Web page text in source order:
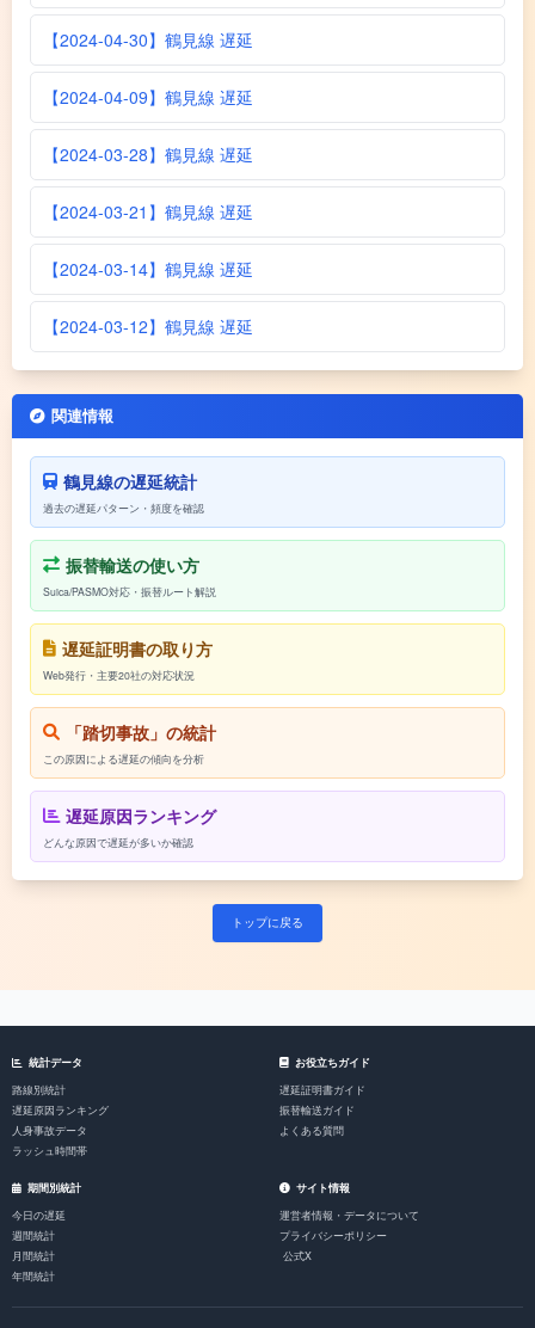
【2024-04-30】鶴見線 遅延
【2024-04-09】鶴見線 遅延
【2024-03-28】鶴見線 遅延
【2024-03-21】鶴見線 遅延
【2024-03-14】鶴見線 遅延
【2024-03-12】鶴見線 遅延
関連情報
鶴見線の遅延統計
過去の遅延パターン・頻度を確認
振替輸送の使い方
Suica/PASMO対応・振替ルート解説
遅延証明書の取り方
Web発行・主要20社の対応状況
「踏切事故」の統計
この原因による遅延の傾向を分析
遅延原因ランキング
どんな原因で遅延が多いか確認
トップに戻る
統計データ
路線別統計
遅延原因ランキング
人身事故データ
ラッシュ時間帯
お役立ちガイド
遅延証明書ガイド
振替輸送ガイド
よくある質問
期間別統計
今日の遅延
週間統計
月間統計
年間統計
サイト情報
運営者情報・データについて
プライバシーポリシー
公式X